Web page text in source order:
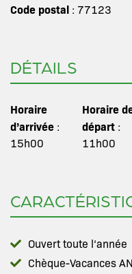
Code postal : 77123
DÉTAILS
Horaire
d’arrivée :
15h00
Horaire
départ:
11h00
Ouvert toute l‘année
Chèque-Vacances